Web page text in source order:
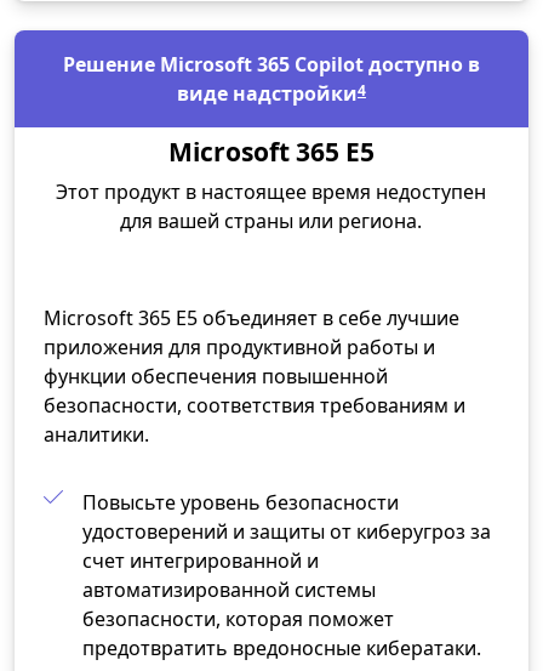
Решение Microsoft 365 Copilot доступно в
виде надстройки4
Microsoft 365 E5
Этот продукт в настоящее время недоступен
для вашей страны или региона.
Microsoft 365 E5 объединяет в себе лучшие
приложения для продуктивной работы и
функции обеспечения повышенной
безопасности, соответствия требованиям и
аналитики.
Повысьте уровень безопасности
удостоверений и защиты от киберугроз за
счет интегрированной и
автоматизированной системы
безопасности, которая поможет
предотвратить вредоносные кибератаки.